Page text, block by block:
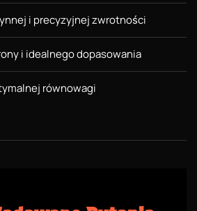
i precyzyjnej zwrotności
i idealnego dopasowania
równowagi